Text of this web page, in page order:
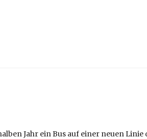
Jahr ein Bus auf einer neuen